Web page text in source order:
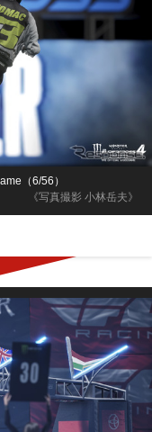
《写真撮影 小林岳夫》
（6/56）